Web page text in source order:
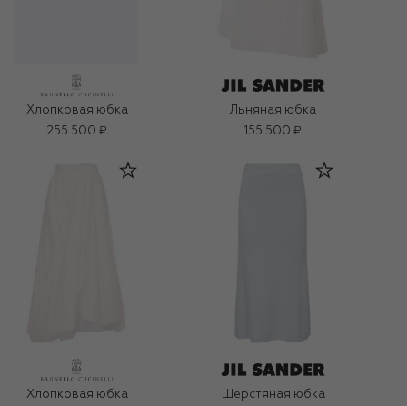
Хлопковая юбка
255 500 ₽
Льняная юбка
155 500 ₽
Хлопковая юбка
Шерстяная юбка